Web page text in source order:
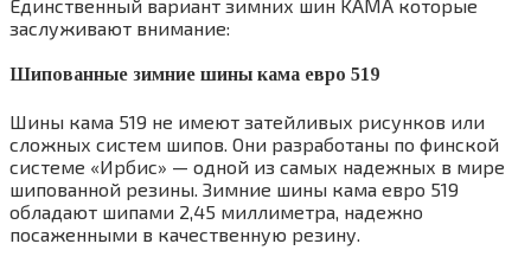
Единственный вариант зимних шин KAMA которые
заслуживают внимание:
Шипованные зимние шины кама евро 519
Шины кама 519 не имеют затейливых рисунков или
сложных систем шипов. Они разработаны по финской
системе «Ирбис» — одной из самых надежных в мире
шипованной резины. Зимние шины кама евро 519
обладают шипами 2,45 миллиметра, надежно
посаженными в качественную резину.